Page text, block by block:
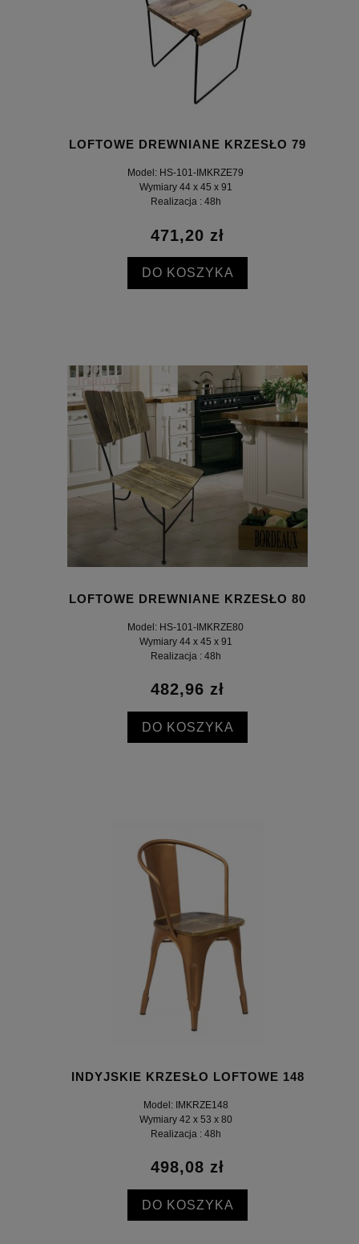
LOFTOWE DREWNIANE KRZESŁO 79
Model: HS-101-IMKRZE79
Wymiary 44 x 45 x 91
Realizacja : 48h
471,20 zł
DO KOSZYKA
LOFTOWE DREWNIANE KRZESŁO 80
Model: HS-101-IMKRZE80
Wymiary 44 x 45 x 91
Realizacja : 48h
482,96 zł
DO KOSZYKA
INDYJSKIE KRZESŁO LOFTOWE 148
Model: IMKRZE148
Wymiary 42 x 53 x 80
Realizacja : 48h
498,08 zł
DO KOSZYKA